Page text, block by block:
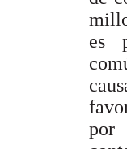
es
por